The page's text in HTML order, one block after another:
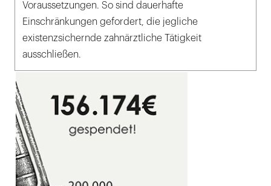
Voraussetzungen. So sind dauerhafte
Einschränkungen gefordert, die jegliche
existenzsichernde zahnärztliche Tätigkeit
ausschließen.